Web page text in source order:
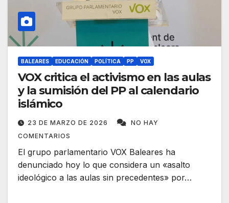
BALEARES EDUCACIÓN POLÍTICA PP VOX
VOX critica el activismo en las aulas
y la sumisión del PP al calendario
islámico
23 DE MARZO DE 2026
NO HAY
COMENTARIOS
El grupo parlamentario VOX Baleares ha
denunciado hoy lo que considera un «asalto
ideológico a las aulas sin precedentes» por…